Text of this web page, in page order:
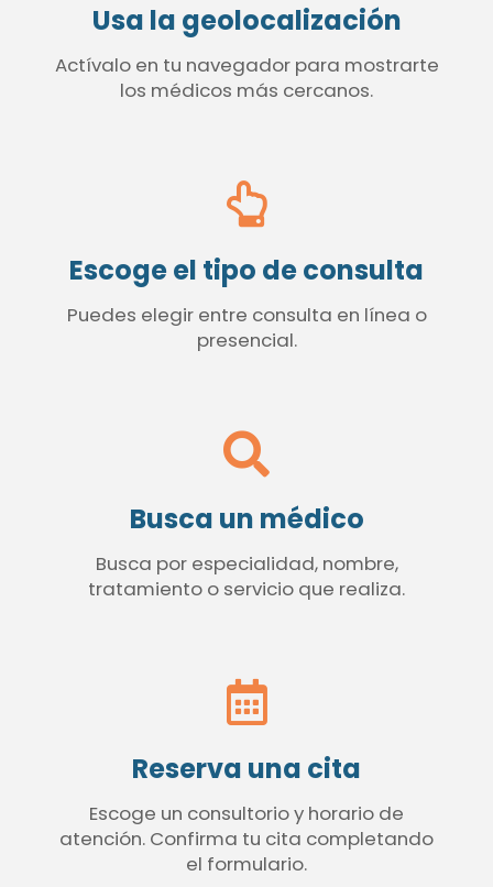
Usa la geolocalización
Actívalo en tu navegador para mostrarte
los médicos más cercanos.
Escoge el tipo de consulta
Puedes elegir entre consulta en línea o
presencial.
Busca un médico
Busca por especialidad, nombre,
tratamiento o servicio que realiza.
Reserva una cita
Escoge un consultorio y horario de
atención. Confirma tu cita completando
el formulario.